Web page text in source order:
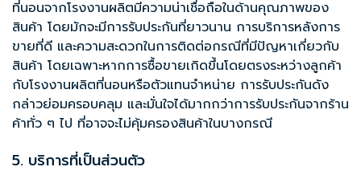
ที่นอนจากโรงงานผลิตมีความน่าเชื่อถือในด้านคุณภาพของ
สินค้า โดยมักจะมีการรับประกันที่ยาวนาน การบริการหลังการ
ขายที่ดี และความสะดวกในการติดต่อกรณีที่มีปัญหาเกี่ยวกับ
สินค้า โดยเฉพาะหากการซื้อขายเกิดขึ้นโดยตรงระหว่างลูกค้า
กับโรงงานผลิตที่นอนหรือตัวแทนจำหน่าย การรับประกันดัง
กล่าวย่อมครอบคลุม และมั่นใจได้มากกว่าการรับประกันจากร้าน
ค้าทั่ว ๆ ไป ที่อาจจะไม่คุ้มครองสินค้าในบางกรณี
5. บริการที่เป็นส่วนตัว